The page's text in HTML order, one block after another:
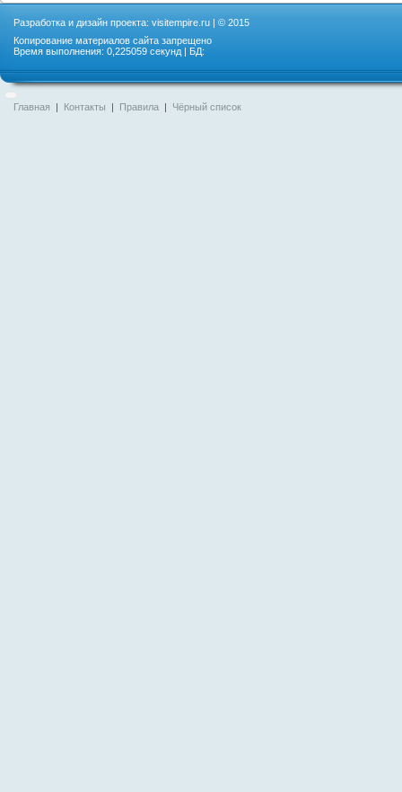
Разработка и дизайн проекта: visitempire.ru | © 2015
Копирование материалов сайта запрещено
Время выполнения: 0,225059 секунд | БД:
Главная | Контакты | Правила | Чёрный список